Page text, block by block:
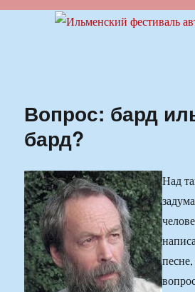
Ильменский
Вопрос: бард
бард?
Над